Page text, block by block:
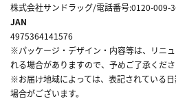
株式会社サンドラッグ/電話番号:0120-009-
JAN
4975364141576
※パッケージ・デザイン・内容等は、リニ
れる場合がありますので、予めご了承くださ
※お届け地域によっては、表記されている
場合がございます。